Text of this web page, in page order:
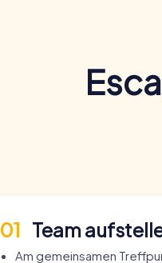
01 Team
Am gemeinsamen